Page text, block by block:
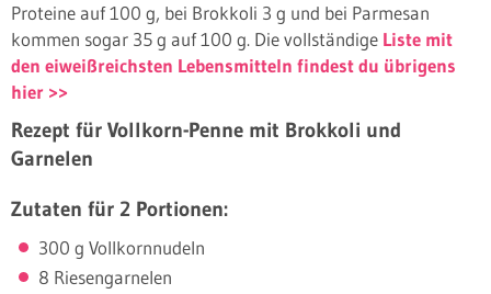
Proteine auf 100 g, bei Brokkoli 3 g und bei Parmesan
kommen sogar 35 g auf 100 g. Die vollständige Liste mit
den eiweißreichsten Lebensmitteln findest du übrigens
hier >>
Rezept für Vollkorn-Penne mit Brokkoli und
Garnelen
Zutaten für 2 Portionen:
300 g Vollkornnudeln
8 Riesengarnelen